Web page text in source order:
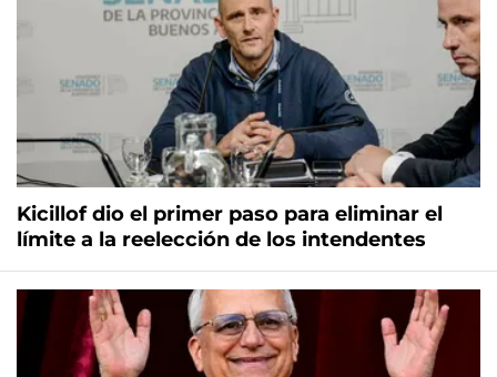
Kicillof dio el primer paso para eliminar el
límite a la reelección de los intendentes